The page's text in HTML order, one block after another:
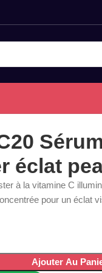
éclat
à la vitamine C
pour un éclat
Ajouter Au